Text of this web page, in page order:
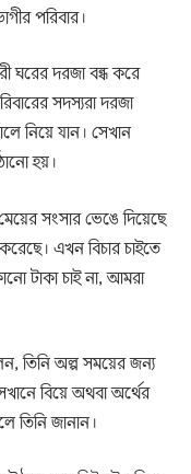
পরিবার।
ঘরের দরজা বন্ধ করে
সদস্যরা দরজা
নিয়ে যান। সেখান
হয়।
সংসার ভেঙে দিয়েছে
এখন বিচার চাইতে
টাকা চাই না, আমরা
তিনি অল্প সময়ের জন্য
বিয়ে অথবা অর্থের
তিনি জানান।